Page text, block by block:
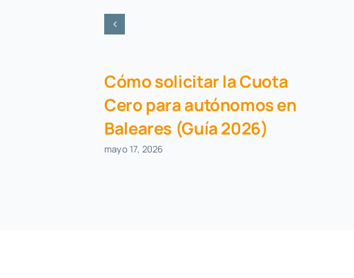
Cómo solicitar la Cuota
Cero para autónomos en
Baleares (Guía 2026)
mayo 17, 2026